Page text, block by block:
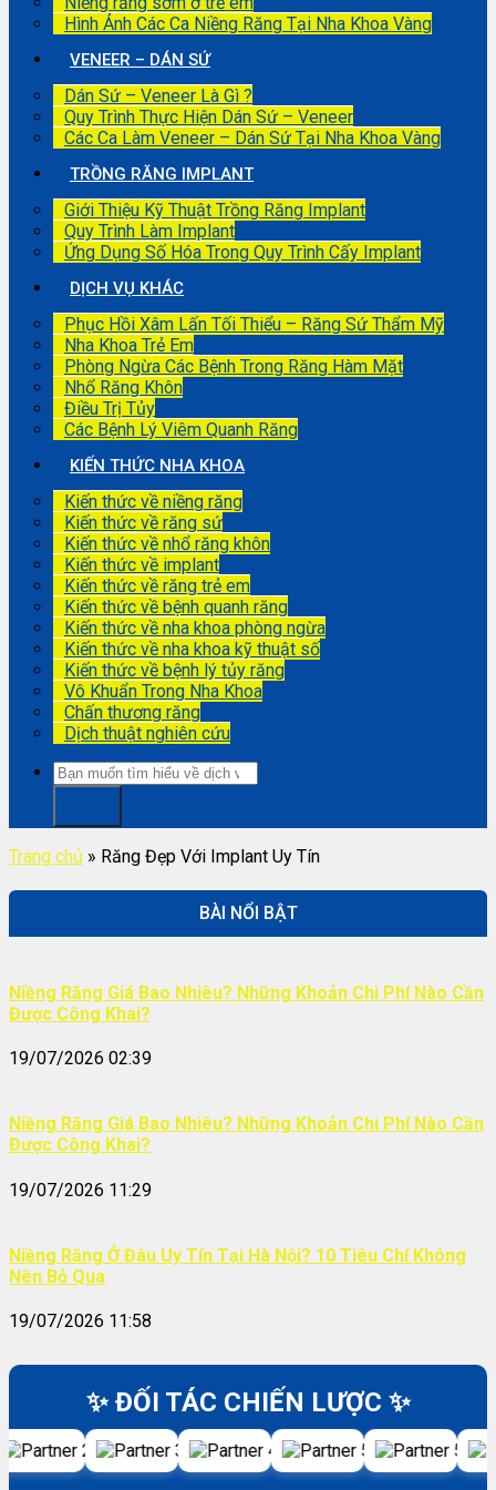
Hình Ảnh Các Ca Niềng Răng Tại Nha Khoa Vàng
VENEER – DÁN SỨ
Dán Sứ – Veneer Là Gì ?
Quy Trình Thực Hiện Dán Sứ – Veneer
Các Ca Làm Veneer – Dán Sứ Tại Nha Khoa Vàng
TRỒNG RĂNG IMPLANT
Giới Thiệu Kỹ Thuật Trồng Răng Implant
Quy Trình Làm Implant
Ứng Dụng Số Hóa Trong Quy Trình Cấy Implant
DỊCH VỤ KHÁC
Phục Hồi Xâm Lấn Tối Thiểu – Răng Sứ Thẩm Mỹ
Nha Khoa Trẻ Em
Phòng Ngừa Các Bệnh Trong Răng Hàm Mặt
Nhổ Răng Khôn
Điều Trị Tủy
Các Bệnh Lý Viêm Quanh Răng
KIẾN THỨC NHA KHOA
Kiến thức về niềng răng
Kiến thức về răng sứ
Kiến thức về nhổ răng khôn
Kiến thức về implant
Kiến thức về răng trẻ em
Kiến thức về bệnh quanh răng
Kiến thức về nha khoa phòng ngừa
Kiến thức về nha khoa kỹ thuật số
Kiến thức về bệnh lý tủy răng
Vô Khuẩn Trong Nha Khoa
Chấn thương răng
Dịch thuật nghiên cứu
Trang chủ » Răng Đẹp Với Implant Uy Tín
BÀI NỔI BẬT
Niềng Răng Giá Bao Nhiêu? Những Khoản Chi Phí Nào Cần
Được Công Khai?
19/07/2026 02:39
Niềng Răng Giá Bao Nhiêu? Những Khoản Chi Phí Nào Cần
Được Công Khai?
19/07/2026 11:29
Niềng Răng Ở Đâu Uy Tín Tại Hà Nội? 10 Tiêu Chí Không
Nên Bỏ Qua
19/07/2026 11:58
✨ ĐỐI TÁC CHIẾN LƯỢC ✨